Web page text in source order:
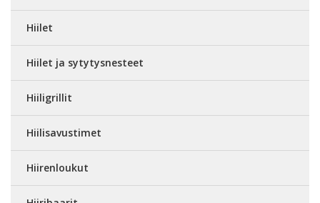
Hiilet
Hiilet ja sytytysnesteet
Hiiligrillit
Hiilisavustimet
Hiirenloukut